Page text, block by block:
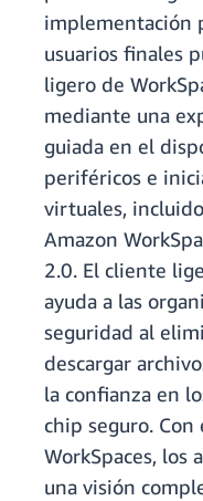
implementación
usuarios finales
ligero de
mediante una
guiada en el
periféricos e
virtuales,
Amazon
2.0. El cliente
ayuda a las
seguridad al
descargar
la confianza en
chip seguro.
WorkSpaces, los
una visión